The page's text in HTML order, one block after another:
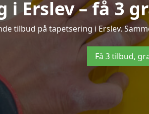
i Erslev – få 3
tilbud på tapetsering i Erslev.
Få 3 tilbud,